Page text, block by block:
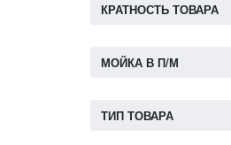
КРАТНОСТЬ ТОВАРА
МОЙКА В П/М
ТИП ТОВАРА